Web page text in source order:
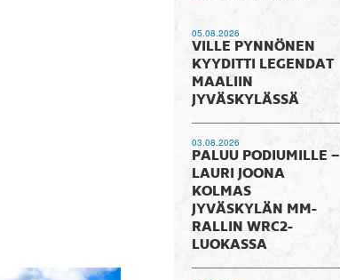
05.08.2026
VILLE PYNNÖNEN
KYYDITTI LEGENDAT
MAALIIN
JYVÄSKYLÄSSÄ
03.08.2026
PALUU PODIUMILLE –
LAURI JOONA
KOLMAS
JYVÄSKYLÄN MM-
RALLIN WRC2-
LUOKASSA